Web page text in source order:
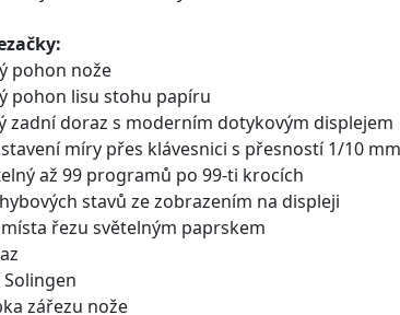
pohon nože
pohon lisu stohu papíru
zadní doraz s moderním dotykovým displejem
míry přes klávesnici s přesností 1/10 mm
až 99 programů po 99-ti krocích
stavů ze zobrazením na displeji
řezu světelným paprskem
zářezu nože